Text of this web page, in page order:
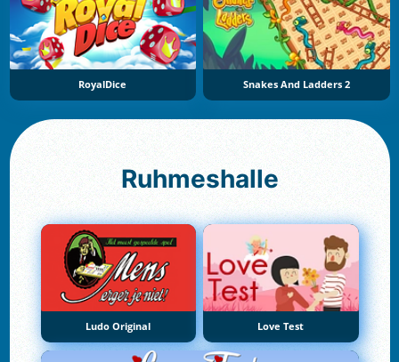
RoyalDice Snakes And Ladders 2
Ruhmeshalle
Ludo Original Love Test